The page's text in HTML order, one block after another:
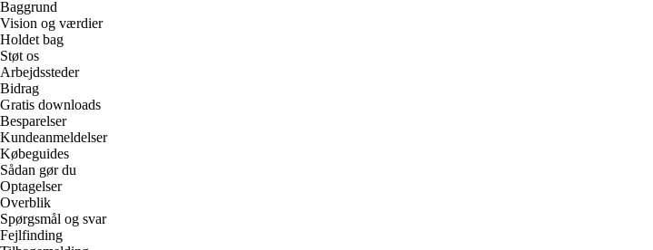
Baggrund
Vision og værdier
Holdet bag
Støt os
Arbejdssteder
Bidrag
Gratis downloads
Besparelser
Kundeanmeldelser
Købeguides
Sådan gør du
Optagelser
Overblik
Spørgsmål og svar
Fejlfinding